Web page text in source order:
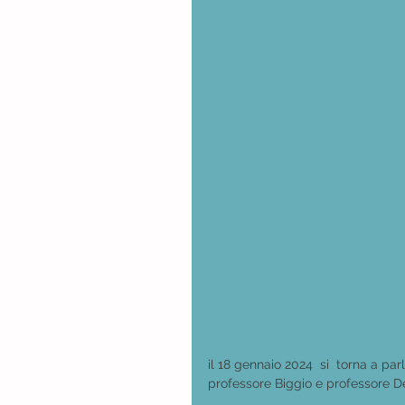
il 18 gennaio 2024  si  torna a
professore Biggio e professore